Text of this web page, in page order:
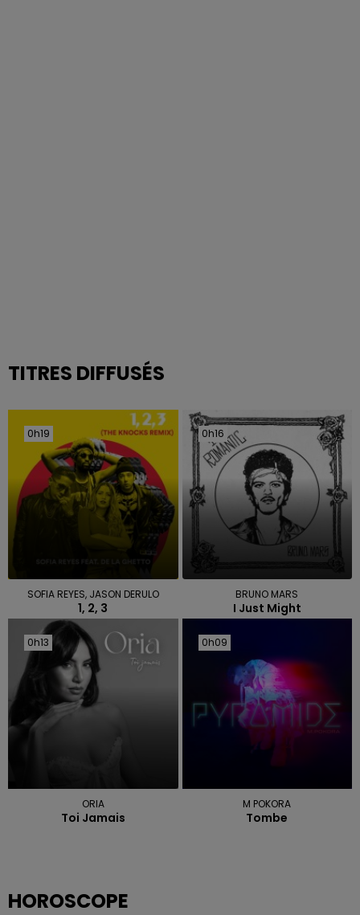
TITRES DIFFUSÉS
0h19
0h19
SOFIA REYES, JASON DERULO
1, 2, 3
0h16
0h16
BRUNO MARS
I Just Might
0h13
0h13
ORIA
Toi Jamais
0h09
0h09
M POKORA
Tombe
HOROSCOPE